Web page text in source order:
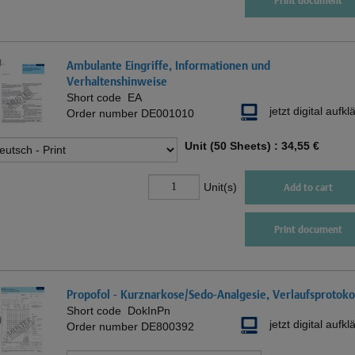
Ambulante Eingriffe, Informationen und
Verhaltenshinweise
Short code EA
Order number DE001010 jetzt digital
Unit (50 Sheets) : 34,55 €
Unit(s) Add to cart
Print document
Propofol - Kurznarkose/Sedo-Analgesie, Verlaufsprotokoll
Short code DokInPn
Order number DE800392 jetzt digital